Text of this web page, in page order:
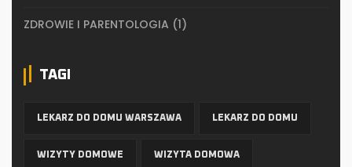
ZDROWIE I PARENTOLOGIA (1)
TAGI
LEKARZ DO DOMU WARSZAWA LEKARZ DO DOMU
WIZYTY DOMOWE WIZYTA DOMOWA